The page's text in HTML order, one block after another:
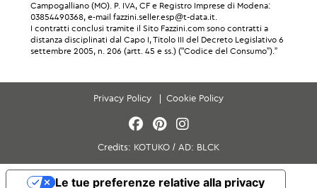
Campogalliano (MO). P. IVA, CF e Registro Imprese di Modena:
03854490368, e-mail fazzini.seller.esp@t-data.it.
I contratti conclusi tramite il Sito Fazzini.com sono contratti a
distanza disciplinati dal Capo I, Titolo III del Decreto Legislativo 6
settembre 2005, n. 206 (artt. 45 e ss.) ("Codice del Consumo”).”
Privacy Policy Cookie Policy
Credits: KOTUKO / AD: BLCK
Le tue preferenze relative alla privacy